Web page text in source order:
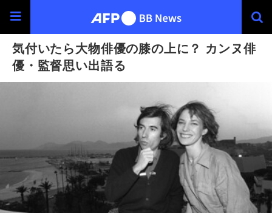
気付いたら大物俳優の膝の上に？ カンヌ俳
優・監督思い出語る